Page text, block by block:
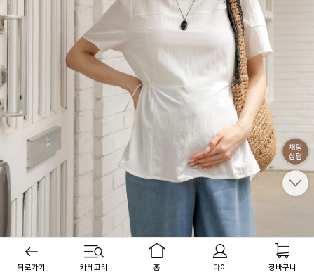
뒤로가기 카테고리 홈 마이 장바구니